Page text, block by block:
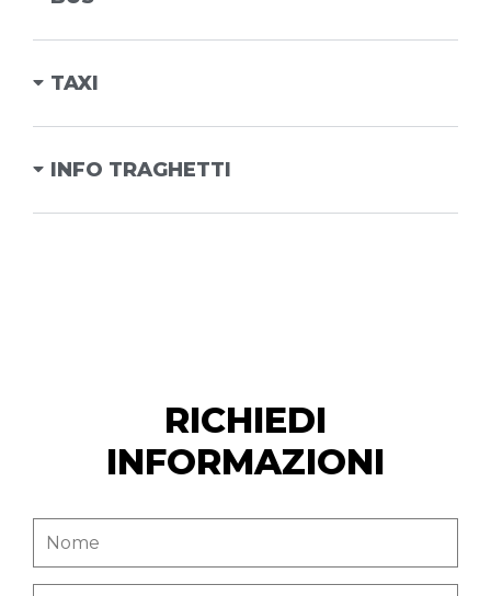
TAXI
INFO TRAGHETTI
RICHIEDI
INFORMAZIONI